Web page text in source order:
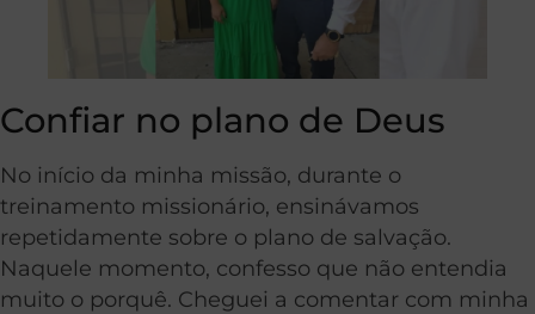
Confiar no plano de Deus
No início da minha missão, durante o
treinamento missionário, ensinávamos
repetidamente sobre o plano de salvação.
Naquele momento, confesso que não entendia
muito o porquê. Cheguei a comentar com minha